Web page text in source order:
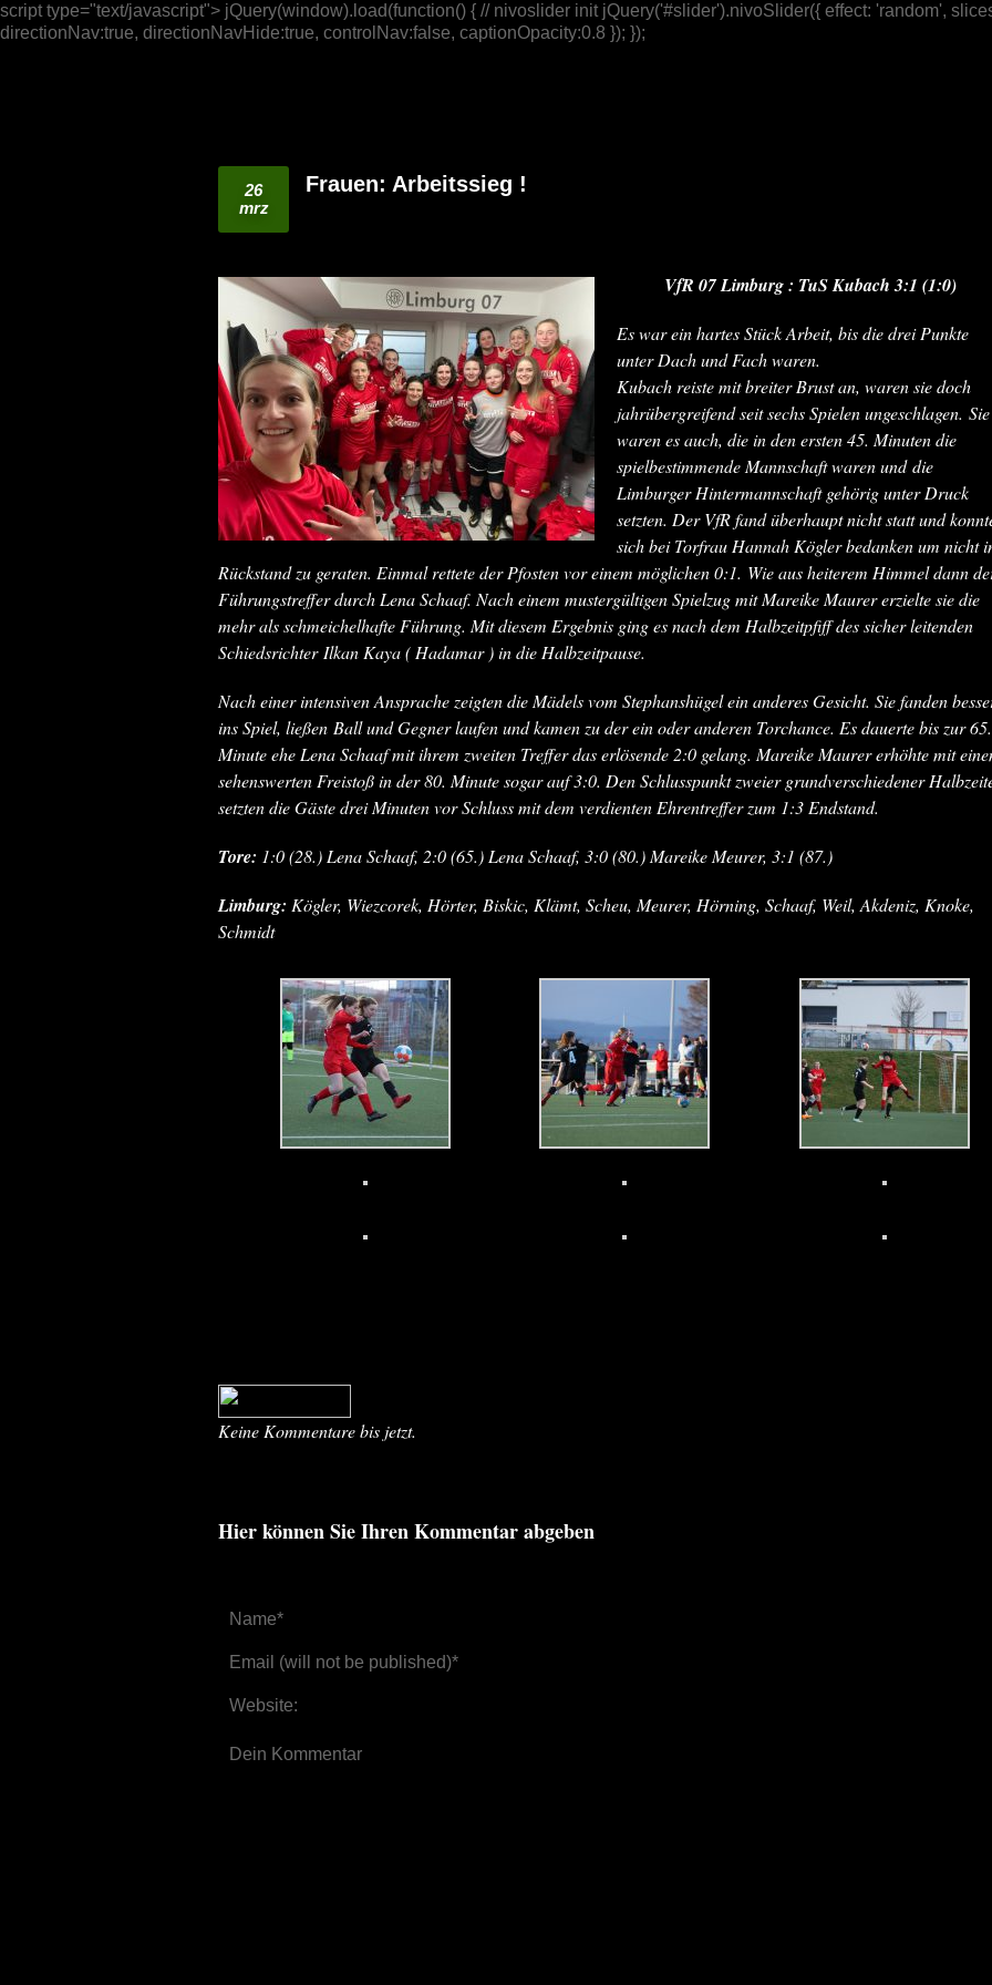
script type="text/javascript"> jQuery(window).load(function() { // nivoslider init jQuery('#slider').nivoSlider({ effect: 'random',
directionNav:true, directionNavHide:true, controlNav:false, captionOpacity:0.8 }); });
26
mrz
Frauen: Arbeitssieg !
VfR 07 Limburg : TuS Kubach 3:1 (1:0)
Es war ein hartes Stück Arbeit, bis die drei Punkte
unter Dach und Fach waren.
Kubach reiste mit breiter Brust an, waren sie doch
jahrübergreifend seit sechs Spielen ungeschlagen. Sie
waren es auch, die in den ersten 45. Minuten die
spielbestimmende Mannschaft waren und die
Limburger Hintermannschaft gehörig unter Druck
setzten. Der VfR fand überhaupt nicht statt und
sich bei Torfrau Hannah Kögler bedanken um nicht
Rückstand zu geraten. Einmal rettete der Pfosten vor einem möglichen 0:1. Wie aus heiterem Himmel dann
Führungstreffer durch Lena Schaaf. Nach einem mustergültigen Spielzug mit Mareike Maurer erzielte sie die
mehr als schmeichelhafte Führung. Mit diesem Ergebnis ging es nach dem Halbzeitpfiff des sicher leitenden
Schiedsrichter Ilkan Kaya ( Hadamar ) in die Halbzeitpause.
Nach einer intensiven Ansprache zeigten die Mädels vom Stephanshügel ein anderes Gesicht. Sie fanden
ins Spiel, ließen Ball und Gegner laufen und kamen zu der ein oder anderen Torchance. Es dauerte bis zur 65.
Minute ehe Lena Schaaf mit ihrem zweiten Treffer das erlösende 2:0 gelang. Mareike Maurer erhöhte mit
sehenswerten Freistoß in der 80. Minute sogar auf 3:0. Den Schlusspunkt zweier grundverschiedener
setzten die Gäste drei Minuten vor Schluss mit dem verdienten Ehrentreffer zum 1:3 Endstand.
Tore: 1:0 (28.) Lena Schaaf, 2:0 (65.) Lena Schaaf, 3:0 (80.) Mareike Meurer, 3:1 (87.)
Limburg: Kögler, Wiezcorek, Hörter, Biskic, Klämt, Scheu, Meurer, Hörning, Schaaf, Weil, Akdeniz, Knoke,
Schmidt
Keine Kommentare bis jetzt.
Hier können Sie Ihren Kommentar abgeben